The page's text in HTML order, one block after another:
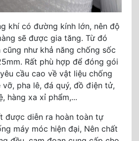
khí có đường kính lớn, nên độ
sẽ được gia tăng. Từ đó
như khả năng chống sốc
Rất phù hợp để đóng gói
cầu cao về vật liệu chống
vỡ, pha lê, đá quý, đồ điện tử,
hàng xa xỉ phẩm,...
được diễn ra hoàn toàn tự
máy móc hiện đại, Nên chất